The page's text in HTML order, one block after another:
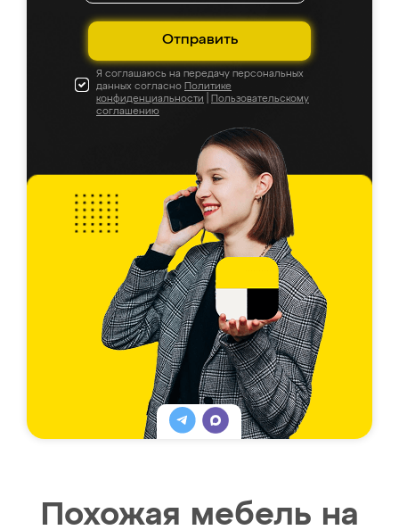
Отправить
Я соглашаюсь на передачу персональных
данных согласно Политике
конфиденциальности
Пользовательскому
соглашению
Похожая мебель на